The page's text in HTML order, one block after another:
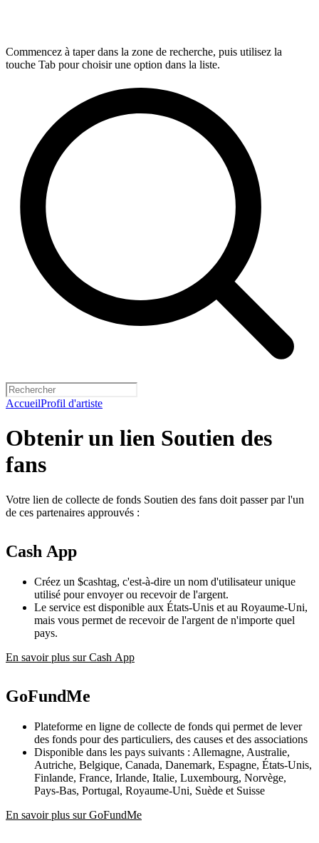
Commencez à taper dans la zone de recherche, puis utilisez la
touche Tab pour choisir une option dans la liste.
AccueilProfil d'artiste
Obtenir un lien Soutien des
fans
Votre lien de collecte de fonds Soutien des fans doit passer par l'un
de ces partenaires approuvés :
Cash App
Créez un $cashtag, c'est-à-dire un nom d'utilisateur unique
utilisé pour envoyer ou recevoir de l'argent.
Le service est disponible aux États-Unis et au Royaume-Uni,
mais vous permet de recevoir de l'argent de n'importe quel
pays.
En savoir plus sur Cash App
GoFundMe
Plateforme en ligne de collecte de fonds qui permet de lever
des fonds pour des particuliers, des causes et des associations
Disponible dans les pays suivants : Allemagne, Australie,
Autriche, Belgique, Canada, Danemark, Espagne, États-Unis,
Finlande, France, Irlande, Italie, Luxembourg, Norvège,
Pays-Bas, Portugal, Royaume-Uni, Suède et Suisse
En savoir plus sur GoFundMe